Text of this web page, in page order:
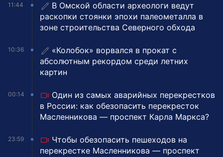
11:44
В Омской области археологи ведут
раскопки стоянки эпохи палеометалла в
зоне строительства Северного обхода
10:36
«Колобок» ворвался в прокат с
абсолютным рекордом среди летних
картин
00:14
Один из самых аварийных перекрестков
в России: как обезопасить перекресток
Масленникова — проспект Карла Маркса?
23:59
Чтобы обезопасить пешеходов на
перекрестке Масленникова — проспект